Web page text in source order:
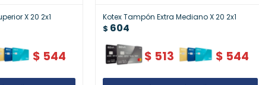
X 20 2x1
$ 544
Kotex Tampón Extra Mediano X 20 2x1
$ 604
$ 513 $ 544